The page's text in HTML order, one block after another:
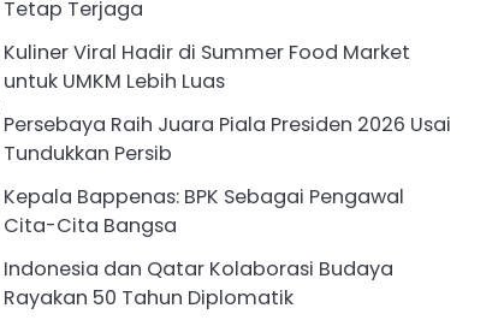
Tetap Terjaga
Kuliner Viral Hadir di Summer Food Market
untuk UMKM Lebih Luas
Persebaya Raih Juara Piala Presiden 2026 Usai
Tundukkan Persib
Kepala Bappenas: BPK Sebagai Pengawal
Cita-Cita Bangsa
Indonesia dan Qatar Kolaborasi Budaya
Rayakan 50 Tahun Diplomatik